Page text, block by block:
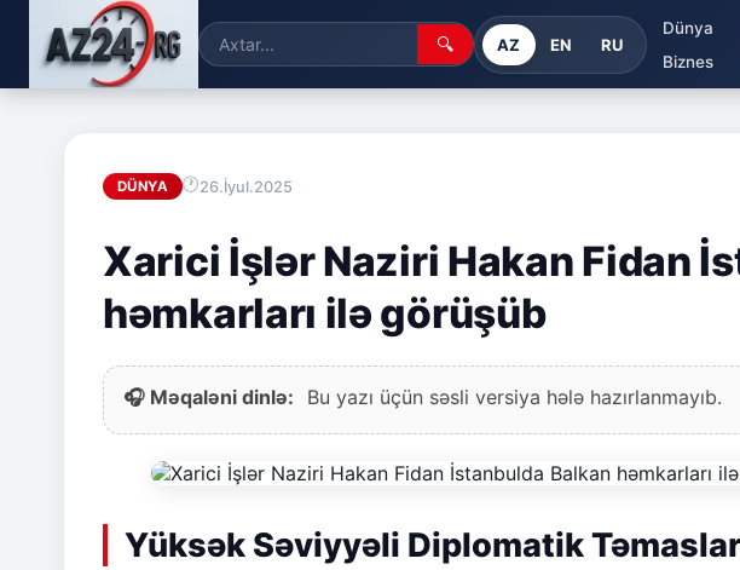
🔍 AZ EN RU
Dünya
Biznes
DÜNYA 26.İyul.2025
Xarici İşlər Naziri Hakan Fidan
həmkarları ilə görüşüb
🎧 Məqaləni dinlə: Bu yazı üçün səsli versiya hələ hazırlanmayıb.
Yüksək Səviyyəli Diplomatik Təmaslar